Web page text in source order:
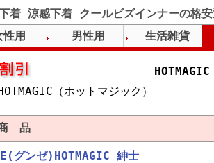
着 涼感下着 クールビズインナーの格安
（ホットマジック）
品
グンゼ)HOTMAGIC 紳士
性用 男性用 生活雑貨